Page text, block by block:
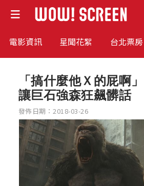
電影資訊 星聞花絮 台北票房
「搞什麼他Ｘ的屁啊
讓巨石強森狂飆髒話
發佈日期：2018-03-26